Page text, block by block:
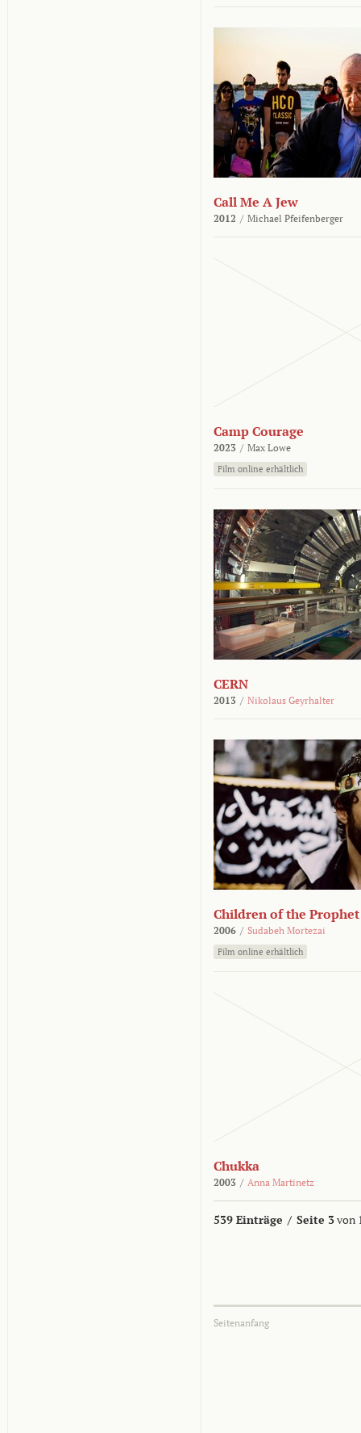
Call Me A Jew
2012 / Michael Pfeifenberger
Camp Courage
2023 / Max Lowe
Film online erhältlich
CERN
2013 / Nikolaus Geyrhalter
Children of the Prophet
2006 / Sudabeh Mortezai
Film online erhältlich
Chukka
2003 / Anna Martinetz
539 Einträge / Seite 3von
Seitenanfang